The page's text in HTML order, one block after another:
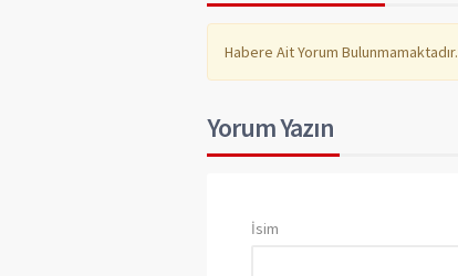
Habere Ait Yorum Bulunmamaktadır.
Yorum Yazın
İsim